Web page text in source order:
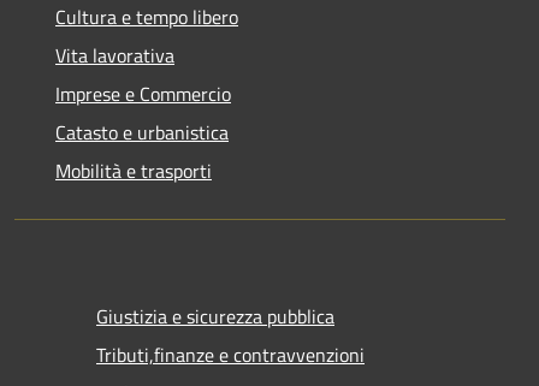
Cultura e tempo libero
Vita lavorativa
Imprese e Commercio
Catasto e urbanistica
Mobilità e trasporti
Giustizia e sicurezza pubblica
Tributi,finanze e contravvenzioni